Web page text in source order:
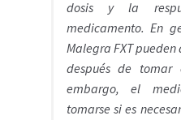
dosis y la
medicamento. En
Malegra FXT pueden
después de tomar
embargo, el
tomarse si es